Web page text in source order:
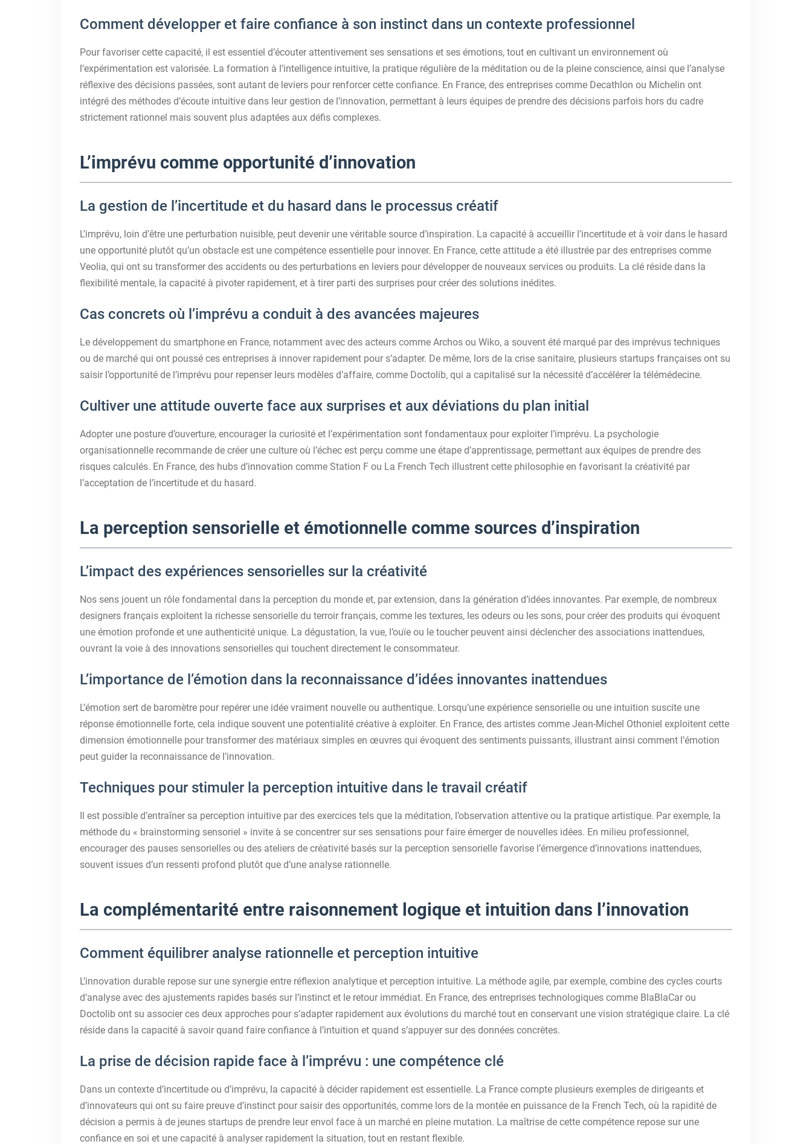
Comment développer et faire confiance à son instinct dans un contexte professionnel
Pour favoriser cette capacité, il est essentiel d’écouter attentivement ses sensations et ses émotions, tout en cultivant un environnement où
l’expérimentation est valorisée. La formation à l’intelligence intuitive, la pratique régulière de la méditation ou de la pleine conscience, ainsi que l’analyse
réflexive des décisions passées, sont autant de leviers pour renforcer cette confiance. En France, des entreprises comme Decathlon ou Michelin ont
intégré des méthodes d’écoute intuitive dans leur gestion de l’innovation, permettant à leurs équipes de prendre des décisions parfois hors du cadre
strictement rationnel mais souvent plus adaptées aux défis complexes.
L’imprévu comme opportunité d’innovation
La gestion de l’incertitude et du hasard dans le processus créatif
L’imprévu, loin d’être une perturbation nuisible, peut devenir une véritable source d’inspiration. La capacité à accueillir l’incertitude et à voir dans le hasard
une opportunité plutôt qu’un obstacle est une compétence essentielle pour innover. En France, cette attitude a été illustrée par des entreprises comme
Veolia, qui ont su transformer des accidents ou des perturbations en leviers pour développer de nouveaux services ou produits. La clé réside dans la
flexibilité mentale, la capacité à pivoter rapidement, et à tirer parti des surprises pour créer des solutions inédites.
Cas concrets où l’imprévu a conduit à des avancées majeures
Le développement du smartphone en France, notamment avec des acteurs comme Archos ou Wiko, a souvent été marqué par des imprévus techniques
ou de marché qui ont poussé ces entreprises à innover rapidement pour s’adapter. De même, lors de la crise sanitaire, plusieurs startups françaises ont su
saisir l’opportunité de l’imprévu pour repenser leurs modèles d’affaire, comme Doctolib, qui a capitalisé sur la nécessité d’accélérer la télémédecine.
Cultiver une attitude ouverte face aux surprises et aux déviations du plan initial
Adopter une posture d’ouverture, encourager la curiosité et l’expérimentation sont fondamentaux pour exploiter l’imprévu. La psychologie
organisationnelle recommande de créer une culture où l’échec est perçu comme une étape d’apprentissage, permettant aux équipes de prendre des
risques calculés. En France, des hubs d’innovation comme Station F ou La French Tech illustrent cette philosophie en favorisant la créativité par
l’acceptation de l’incertitude et du hasard.
La perception sensorielle et émotionnelle comme sources d’inspiration
L’impact des expériences sensorielles sur la créativité
Nos sens jouent un rôle fondamental dans la perception du monde et, par extension, dans la génération d’idées innovantes. Par exemple, de nombreux
designers français exploitent la richesse sensorielle du terroir français, comme les textures, les odeurs ou les sons, pour créer des produits qui évoquent
une émotion profonde et une authenticité unique. La dégustation, la vue, l’ouïe ou le toucher peuvent ainsi déclencher des associations inattendues,
ouvrant la voie à des innovations sensorielles qui touchent directement le consommateur.
L’importance de l’émotion dans la reconnaissance d’idées innovantes inattendues
L’émotion sert de baromètre pour repérer une idée vraiment nouvelle ou authentique. Lorsqu’une expérience sensorielle ou une intuition suscite une
réponse émotionnelle forte, cela indique souvent une potentialité créative à exploiter. En France, des artistes comme Jean-Michel Othoniel exploitent cette
dimension émotionnelle pour transformer des matériaux simples en œuvres qui évoquent des sentiments puissants, illustrant ainsi comment l’émotion
peut guider la reconnaissance de l’innovation.
Techniques pour stimuler la perception intuitive dans le travail créatif
Il est possible d’entraîner sa perception intuitive par des exercices tels que la méditation, l’observation attentive ou la pratique artistique. Par exemple, la
méthode du « brainstorming sensoriel » invite à se concentrer sur ses sensations pour faire émerger de nouvelles idées. En milieu professionnel,
encourager des pauses sensorielles ou des ateliers de créativité basés sur la perception sensorielle favorise l’émergence d’innovations inattendues,
souvent issues d’un ressenti profond plutôt que d’une analyse rationnelle.
La complémentarité entre raisonnement logique et intuition dans l’innovation
Comment équilibrer analyse rationnelle et perception intuitive
L’innovation durable repose sur une synergie entre réflexion analytique et perception intuitive. La méthode agile, par exemple, combine des cycles courts
d’analyse avec des ajustements rapides basés sur l’instinct et le retour immédiat. En France, des entreprises technologiques comme BlaBlaCar ou
Doctolib ont su associer ces deux approches pour s’adapter rapidement aux évolutions du marché tout en conservant une vision stratégique claire. La clé
réside dans la capacité à savoir quand faire confiance à l’intuition et quand s’appuyer sur des données concrètes.
La prise de décision rapide face à l’imprévu : une compétence clé
Dans un contexte d’incertitude ou d’imprévu, la capacité à décider rapidement est essentielle. La France compte plusieurs exemples de dirigeants et
d’innovateurs qui ont su faire preuve d’instinct pour saisir des opportunités, comme lors de la montée en puissance de la French Tech, où la rapidité de
décision a permis à de jeunes startups de prendre leur envol face à un marché en pleine mutation. La maîtrise de cette compétence repose sur une
confiance en soi et une capacité à analyser rapidement la situation, tout en restant flexible.